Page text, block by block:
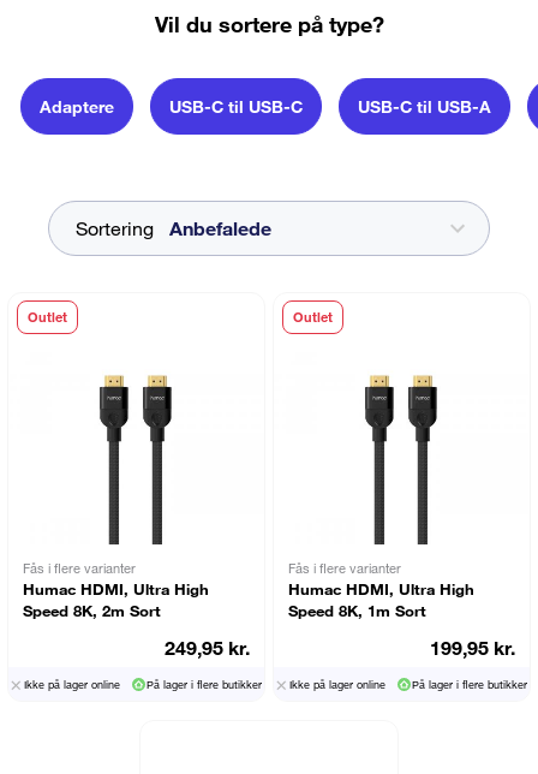
Vil du sortere på type?
Adaptere USB-C til USB-C USB-C til USB-A
Sortering
Outlet
Fås i flere varianter
Humac HDMI, Ultra High
Speed 8K, 2m Sort
249,95 kr.
Ikke på lager online På lager i flere butikker
Outlet
Fås i flere varianter
Humac HDMI, Ultra High
Speed 8K, 1m Sort
199,95 kr.
Ikke på lager online På lager i flere butikker